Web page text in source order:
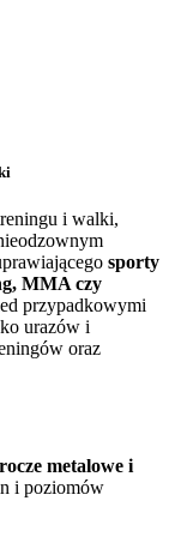
i walki,
sporty
MMA czy
przypadkowymi
urazów i
oraz
metalowe i
i poziomów